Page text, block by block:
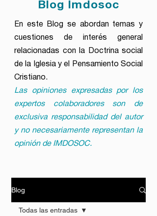
Blog Imdosoc
En este Blog se abordan temas y
cuestiones de interés general
relacionadas con la Doctrina social
de la Iglesia y el Pensamiento Social
Cristiano.
Las opiniones expresadas por los
expertos colaboradores son de
exclusiva responsabilidad del autor
y no necesariamente representan la
opinión de IMDOSOC.
Blog
Todas las entradas